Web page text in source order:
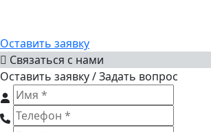
Оставить заявку
Связаться с нами
Оставить заявку / Задать вопрос